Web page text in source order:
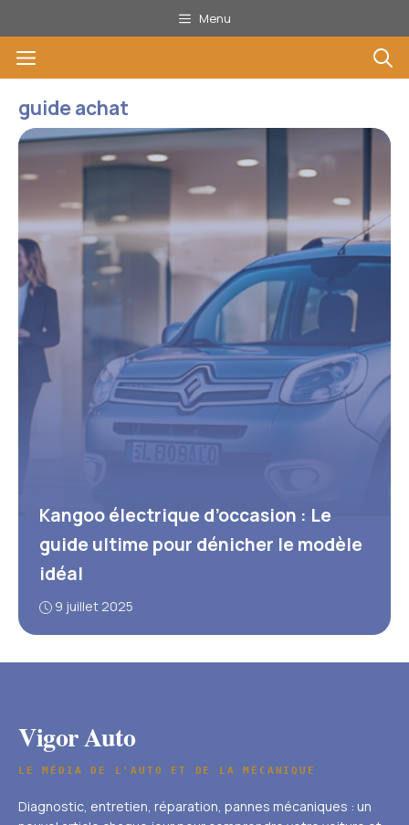
au
contenu
Menu
Menu
guide achat
Kangoo électrique d’occasion : Le
guide ultime pour dénicher le modèle
idéal
9 juillet 2025
Vigor Auto
LE MÉDIA DE L'AUTO ET DE LA MÉCANIQUE
Diagnostic, entretien, réparation, pannes mécaniques : un